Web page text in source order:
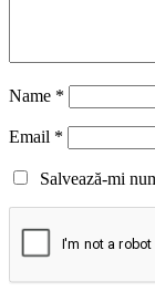
Name *
Email *
Salvează-mi